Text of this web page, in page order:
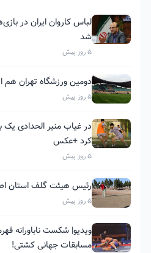
لباس کاروان ایران در
شد
5 روز پیش
دومین ورزشگاه تهران
5 روز پیش
در غیاب منیر الحدادی
کرد +عکس
5 روز پیش
رئیس هیئت گلف
5 روز پیش
ویدیو| شکست ناباورانه
مسابقات جهانی کشتی!